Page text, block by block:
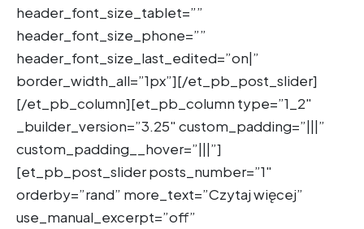
header_font_size_tablet=””
header_font_size_phone=””
header_font_size_last_edited=”on|”
border_width_all=”1px”][/et_pb_post_slider]
[/et_pb_column][et_pb_column type=”1_2″
_builder_version=”3.25″ custom_padding=”|||”
custom_padding__hover=”|||”]
[et_pb_post_slider posts_number=”1″
orderby=”rand” more_text=”Czytaj więcej”
use_manual_excerpt=”off”